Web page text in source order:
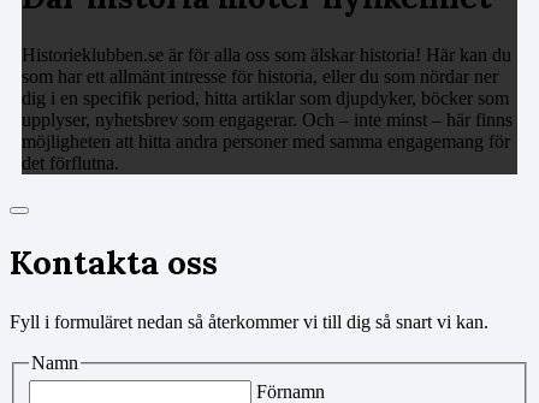
Historieklubben.se är för alla oss som älskar historia! Här kan du
som har ett allmänt intresse för historia, eller du som nördar ner
dig i en specifik period, hitta artiklar som djupdyker, böcker som
upplyser, nyhetsbrev som engagerar. Och – inte minst – här finns
möjligheten att hitta andra personer med samma engagemang för
det förflutna.
Kontakta oss
Fyll i formuläret nedan så återkommer vi till dig så snart vi kan.
Namn
Förnamn